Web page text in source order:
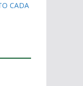
CADA